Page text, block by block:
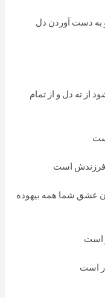
و به دست آوردن دل
از ته دل و از تمام
فرزندش است
عشق شما همه بيهوده
است
است